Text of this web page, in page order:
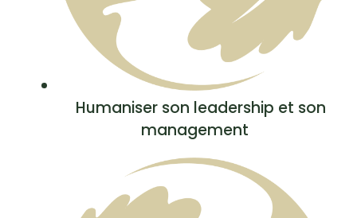
Humaniser son leadership et son
management